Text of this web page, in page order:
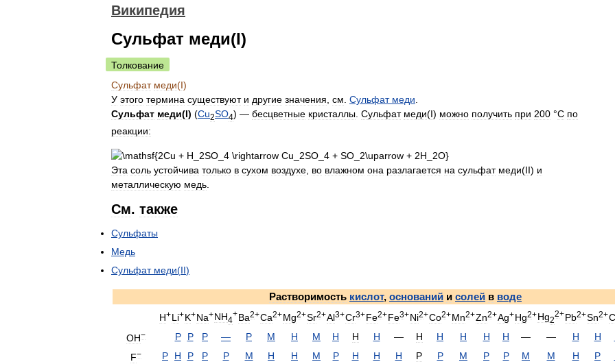
Википедия
Сульфат меди(I)
Толкование
Сульфат меди(I)
У этого термина существуют и другие значения см Сульфат меди
Сульфат меди(I) (Cu2SO4) — бесцветные кристаллы Сульфат меди(I) можно получить при 200 °C по
реакции:
Эта соль устойчива только в сухом воздухе во влажном она разлагается на сульфат меди(II) и
металлическую медь
См. также
Сульфаты
Медь
Сульфат меди(II)
Растворимость кислот, оснований и солей в воде
H+Li+K+Na+NH4
+Ba2+Ca2+Mg2+Sr2+Al3+Cr3+Fe2+Fe3+Ni2+Co2+Mn2+Zn2+Ag+Hg2+Hg2
2+Pb2+Sn2+
OH− P P P — P М Н М Н Н Н — Н Н Н Н Н — — Н Н
F− P Н P P Р М Н Н М Р Н Н Н Р Р М Р Р М М Н Р